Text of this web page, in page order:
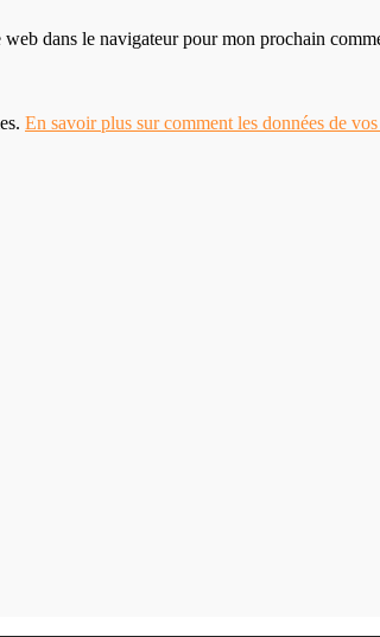
dans le navigateur pour mon prochain
En savoir plus sur comment les données de